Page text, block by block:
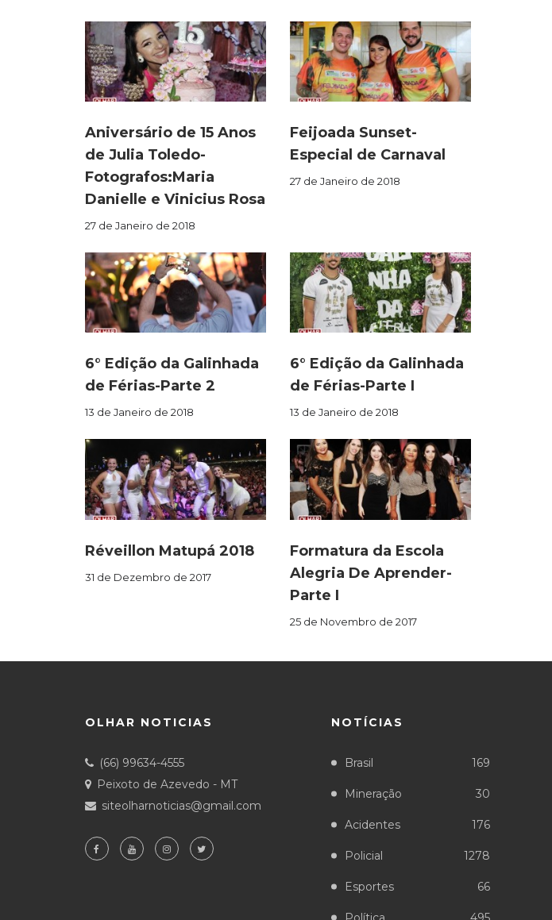
Aniversário de 15 Anos
de Julia Toledo-
Fotografos:Maria
Danielle e Vinicius Rosa
27 de Janeiro de 2018
Feijoada Sunset-
Especial de Carnaval
27 de Janeiro de 2018
6° Edição da Galinhada
de Férias-Parte 2
13 de Janeiro de 2018
6° Edição da Galinhada
de Férias-Parte I
13 de Janeiro de 2018
Réveillon Matupá 2018
31 de Dezembro de 2017
Formatura da Escola
Alegria De Aprender-
Parte I
25 de Novembro de 2017
OLHAR NOTICIAS
(66) 99634-4555
Peixoto de Azevedo - MT
siteolharnoticias@gmail.com
NOTÍCIAS
Brasil 169
Mineração 30
Acidentes 176
Policial 1278
Esportes 66